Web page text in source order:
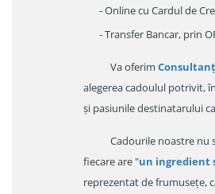
- Online cu Cardul de
- Transfer Bancar, prin
Va oferim
alegerea cadoulul potrivit,
și pasiunile destinatarului
Cadourile noastre nu
fiecare are "un ingredient
reprezentat de frumusețe,